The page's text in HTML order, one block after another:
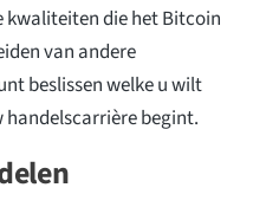
kwaliteiten die het Bitcoin
van andere
beslissen welke u wilt
handelscarrière begint.